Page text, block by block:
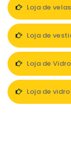
Loja de velas
Loja de
Loja de
Loja de